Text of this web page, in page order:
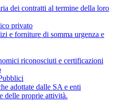
dei contratti al termine della loro
privato
e forniture di somma urgenza e
riconosciuti e certificazioni
adottate dalle SA e enti
delle proprie attività.